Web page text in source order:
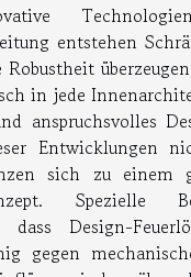
entstehen
in jede
anspruchsvolles
Entwicklungen
sich zu einem
Spezielle
Design-
gegen